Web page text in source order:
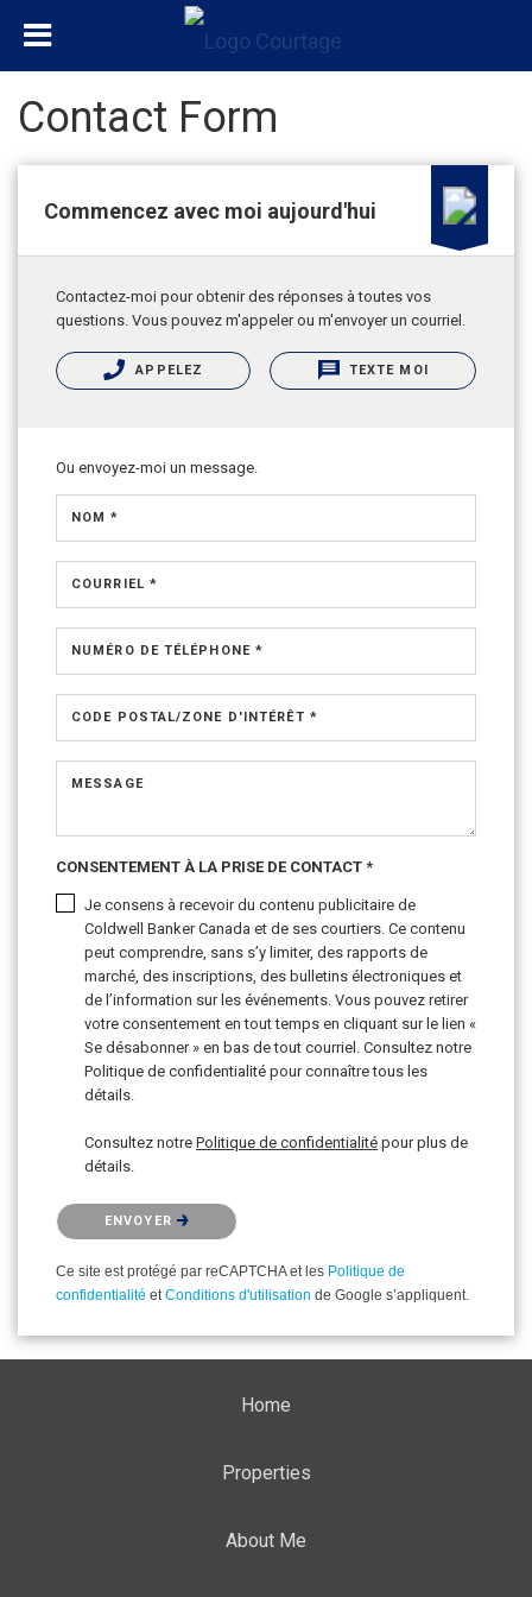
Contact Form
Commencez avec moi aujourd'hui
Contactez-moi pour obtenir des réponses à toutes vos
questions. Vous pouvez m'appeler ou m'envoyer un courriel.
APPELEZ TEXTE MOI
Ou envoyez-moi un message.
NOM *
COURRIEL *
NUMÉRO DE TÉLÉPHONE *
CODE POSTAL/ZONE D'INTÉRÊT *
MESSAGE
CONSENTEMENT À LA PRISE DE CONTACT *
Je consens à recevoir du contenu publicitaire de
Coldwell Banker Canada et de ses courtiers. Ce contenu
peut comprendre, sans s’y limiter, des rapports de
marché, des inscriptions, des bulletins électroniques et
de l’information sur les événements. Vous pouvez retirer
votre consentement en tout temps en cliquant sur le lien «
Se désabonner » en bas de tout courriel. Consultez notre
Politique de confidentialité pour connaître tous les
détails.
Consultez notre Politique de confidentialité pour plus de
détails.
Veuillez confirmer que vous n'êtes pas un robot.
ENVOYER
Ce site est protégé par reCAPTCHA et les Politique de
confidentialité etConditions d'utilisation de Google s’appliquent.
Home
Properties
About Me